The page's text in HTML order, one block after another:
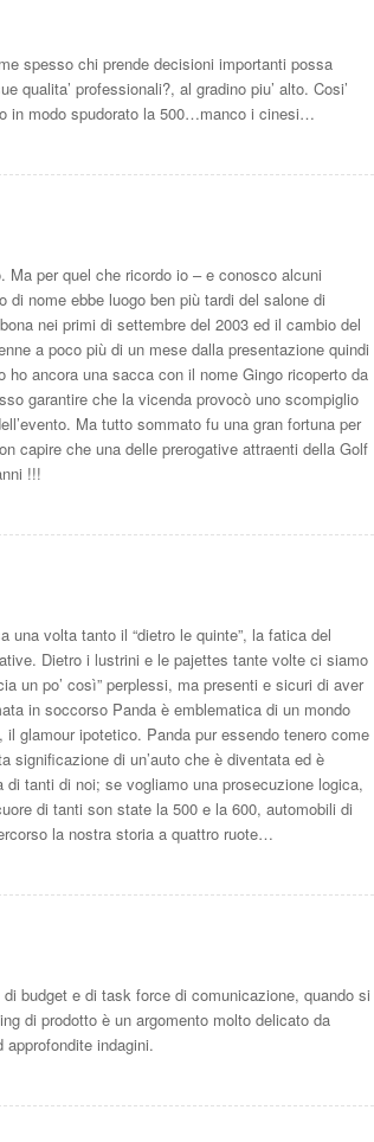
spesso chi prende decisioni importanti possa
qualita’ professionali?, al gradino piu’ alto. Cosi’
in modo spudorato la 500…manco i cinesi…
Ma per quel che ricordo io – e conosco alcuni
nome ebbe luogo ben più tardi del salone di
nei primi di settembre del 2003 ed il cambio del
a poco più di un mese dalla presentazione quindi
ho ancora una sacca con il nome Gingo ricoperto da
garantire che la vicenda provocò uno scompiglio
Ma tutto sommato fu una gran fortuna per
capire che una delle prerogative attraenti della Golf
!!!
una volta tanto il “dietro le quinte”, la fatica del
Dietro i lustrini e le pajettes tante volte ci siamo
un po’ così” perplessi, ma presenti e sicuri di aver
in soccorso Panda è emblematica di un mondo
glamour ipotetico. Panda pur essendo tenero come
significazione di un’auto che è diventata ed è
tanti di noi; se vogliamo una prosecuzione logica,
di tanti son state la 500 e la 600, automobili di
la nostra storia a quattro ruote…
budget e di task force di comunicazione, quando si
di prodotto è un argomento molto delicato da
indagini.